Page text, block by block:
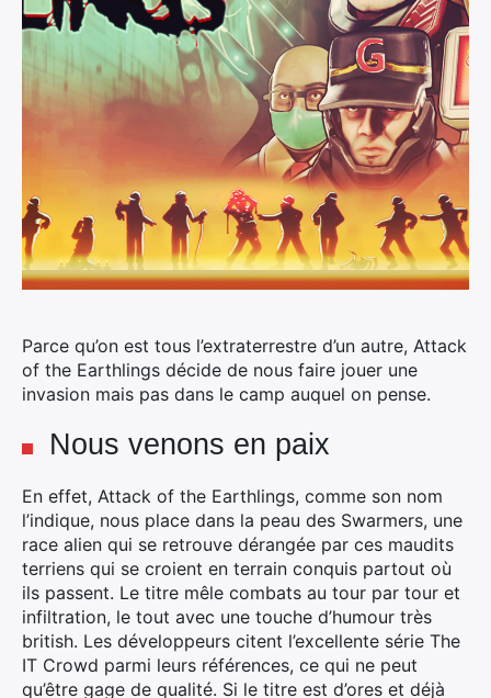
Parce qu’on est tous l’extraterrestre d’un autre, Attack
of the Earthlings décide de nous faire jouer une
invasion mais pas dans le camp auquel on pense.
Nous venons en paix
En effet, Attack of the Earthlings, comme son nom
l’indique, nous place dans la peau des Swarmers, une
race alien qui se retrouve dérangée par ces maudits
terriens qui se croient en terrain conquis partout où
ils passent. Le titre mêle combats au tour par tour et
infiltration, le tout avec une touche d’humour très
british. Les développeurs citent l’excellente série The
IT Crowd parmi leurs références, ce qui ne peut
qu’être gage de qualité. Si le titre est d’ores et déjà